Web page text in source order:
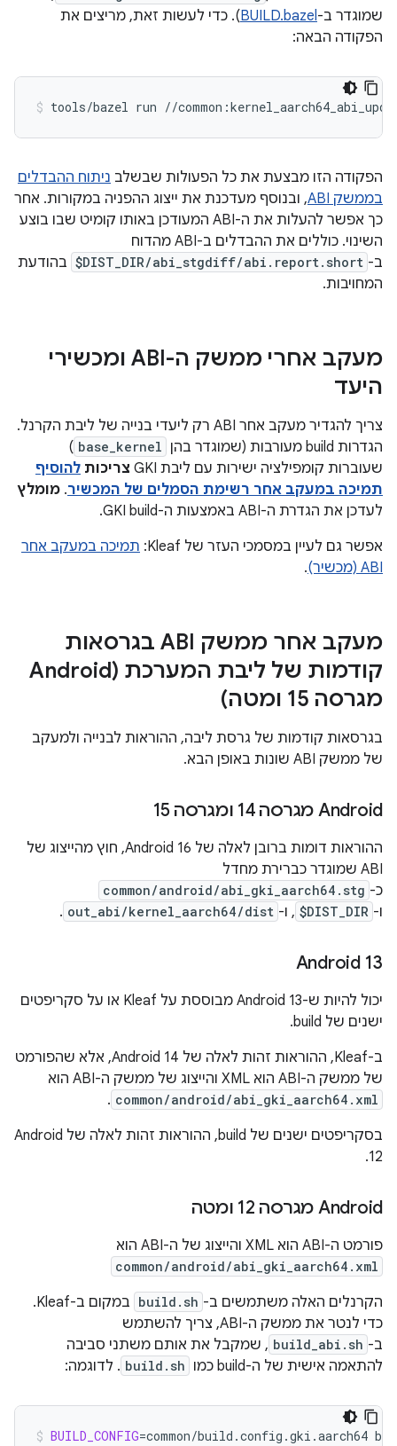
שמוגדר ב-BUILD.bazel). כדי לעשות זאת, מריצים את
הפקודה הבאה:
tools/bazel run //
הפקודה הזו מבצעת את כל הפעולות שבשלב ניתוח ההבדלים
בממשק ABI
, ובנוסף מעדכנת את ייצוג ההפניה במקורות. אחר
כך אפשר להעלות את ה-ABI המעודכן באותו קומיט שבו בוצע
השינוי. כוללים את ההבדלים ב-ABI מהדוח
ב- $DIST_DIR/abi_stgdiff/abi.report.short בהודעת
המחויבות.
מעקב אחרי ממשק ה-ABI ומכשירי
היעד
צריך להגדיר מעקב אחר ABI רק ליעדי בנייה של ליבת הקרנל.
הגדרות build מעורבות (שמוגדר בהן
base_kernel
)
שעוברות קומפילציה ישירות עם ליבת GKI
צריכות להוסיף
תמיכה במעקב אחר רשימת הסמלים של המכשיר. מומלץ
לעדכן את הגדרת ה-ABI באמצעות ה-GKI build.
אפשר גם לעיין במסמכי העזר של Kleaf:
תמיכה במעקב אחר
ABI (מכשיר)
.
מעקב אחר ממשק ABI בגרסאות
קודמות של ליבת המערכת (Android
מגרסה 15 ומטה)
בגרסאות קודמות של גרסת ליבה, ההוראות לבנייה ולמעקב
של ממשק ABI שונות באופן הבא.
‫Android מגרסה 14 ומגרסה 15
ההוראות דומות ברובן לאלה של Android 16, חוץ מהייצוג של
ABI שמוגדר כברירת מחדל
כ- common/android/abi_gki_aarch64.stg
ו- $DIST_DIR , ו- out_abi/kernel_aarch64/dist
.
Android 13
יכול להיות ש-Android 13 מבוססת על Kleaf או על סקריפטים
ישנים של build.
ב-Kleaf, ההוראות זהות לאלה של Android 14, אלא שהפורמט
של ממשק ה-ABI הוא XML והייצוג של ממשק ה-ABI הוא
common/android/abi_gki_aarch64.xml
.
בסקריפטים ישנים של build, ההוראות זהות לאלה של Android
12.
‫Android מגרסה 12 ומטה
פורמט ה-ABI הוא XML והייצוג של ה-ABI הוא
common/android/abi_gki_aarch64.xml
הקרנלים האלה משתמשים ב- build.sh
במקום ב-Kleaf.
כדי לנטר את ממשק ה-ABI, צריך להשתמש
ב- build_abi.sh , שמקבל את אותם משתני סביבה
להתאמה אישית של ה-build כמו
build.sh . לדוגמה:
BUILD_CONFIG=common/build.config.gki.aarch64